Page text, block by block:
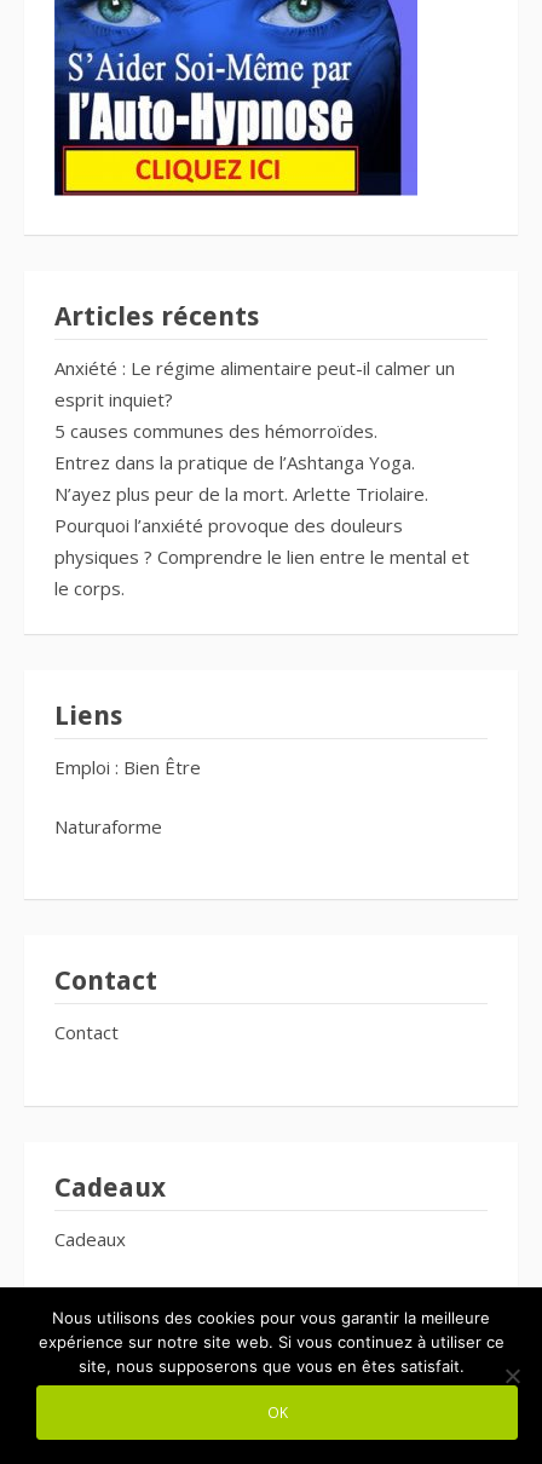
Articles récents
Anxiété : Le régime alimentaire peut-il calmer un
esprit inquiet?
5 causes communes des hémorroïdes.
Entrez dans la pratique de l’Ashtanga Yoga.
N’ayez plus peur de la mort. Arlette Triolaire.
Pourquoi l’anxiété provoque des douleurs
physiques ? Comprendre le lien entre le mental et
le corps.
Liens
Emploi : Bien Être
Naturaforme
Contact
Contact
Cadeaux
Cadeaux
Boutique
Boutique
Nous utilisons des cookies pour vous garantir la meilleure
expérience sur notre site web. Si vous continuez à utiliser ce
site, nous supposerons que vous en êtes satisfait.
OK